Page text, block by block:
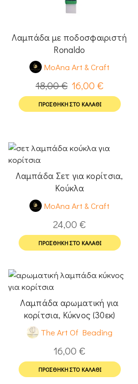
Λαμπάδα με ποδοσφαιριστή
Ronaldo
MoAna Art & Craft
18,00€ 16,00 €
ΠΡΟΣΘΉΚΗ ΣΤΟ ΚΑΛΆΘΙ
Λαμπάδα Σετ για κορίτσια,
Κούκλα
MoAna Art & Craft
24,00€
ΠΡΟΣΘΉΚΗ ΣΤΟ ΚΑΛΆΘΙ
Λαμπάδα αρωματική για
κορίτσια, Κύκνος (30εκ)
The Art Of Beading
16,00€
ΠΡΟΣΘΉΚΗ ΣΤΟ ΚΑΛΆΘΙ